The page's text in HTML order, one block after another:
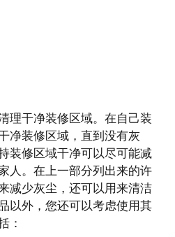
理干净装修区域。在自己装
净装修区域，直到没有灰
装修区域干净可以尽可能减
人。在上一部分列出来的许
减少灰尘，还可以用来清洁
以外，您还可以考虑使用其
：